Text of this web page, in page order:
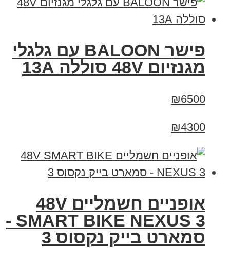
פישר BALOON עם גלגלי
מגנזיום 48V סוללה 13A
₪6500
₪4300
אופניים חשמליים 48V
SMART BIKE NEXUS 3 -
סמארט בייק נקסוס 3